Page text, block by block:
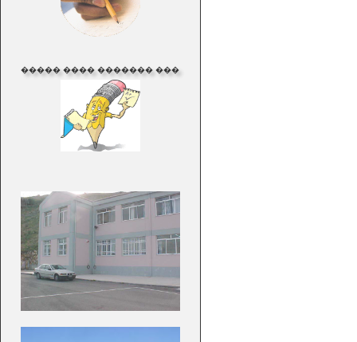
����� ���� ������� ���